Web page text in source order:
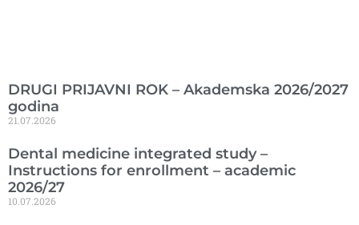
DRUGI PRIJAVNI ROK – Akademska 2026/2027
godina
21.07.2026
Dental medicine integrated study –
Instructions for enrollment – academic
2026/27
10.07.2026